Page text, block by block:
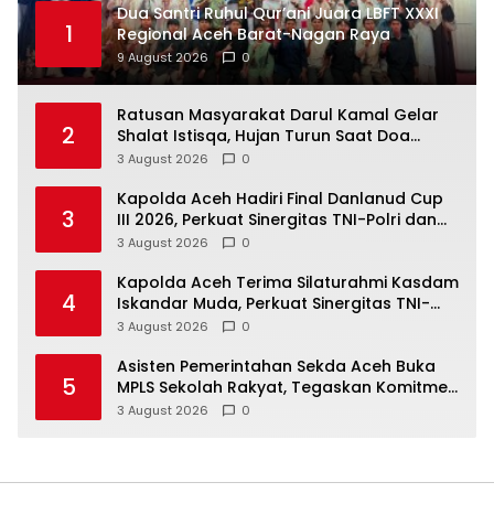
1
Dua Santri Ruhul Qur’ani Juara LBFT XXXI
Regional Aceh Barat-Nagan Raya
9 August 2026 0
2
Ratusan Masyarakat Darul Kamal Gelar
Shalat Istisqa, Hujan Turun Saat Doa
Dipanjatkan
3 August 2026 0
3
Kapolda Aceh Hadiri Final Danlanud Cup
III 2026, Perkuat Sinergitas TNI-Polri dan
Pemerintah Daerah
3 August 2026 0
4
Kapolda Aceh Terima Silaturahmi Kasdam
Iskandar Muda, Perkuat Sinergitas TNI-
Polri Jaga Kamtibmas
3 August 2026 0
5
Asisten Pemerintahan Sekda Aceh Buka
MPLS Sekolah Rakyat, Tegaskan Komitmen
Perluas Akses Pendidikan Berkualitas
3 August 2026 0